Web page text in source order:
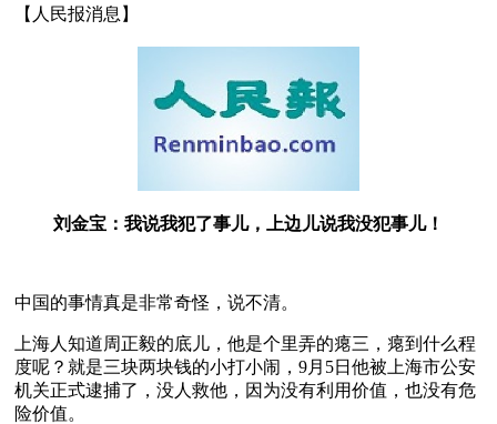
【人民报消息】
刘金宝：我说我犯了事儿，上边儿说我没犯事儿！
中国的事情真是非常奇怪，说不清。
上海人知道周正毅的底儿，他是个里弄的瘪三，瘪到什么程
度呢？就是三块两块钱的小打小闹，9月5日他被上海市公安
机关正式逮捕了，没人救他，因为没有利用价值，也没有危
险价值。